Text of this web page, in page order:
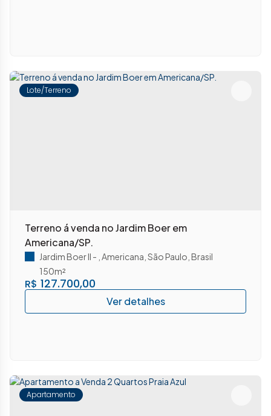
Lote/Terreno
Terreno á venda no Jardim Boer em
Americana/SP.
R$ 127.700,00
Jardim Boer II Americana São Paulo Brasil
150m²
Apartamento